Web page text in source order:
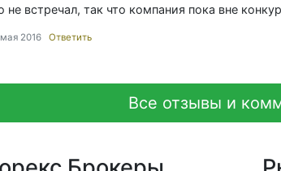
не встречал, так что компания пока вне
2016 Ответить
Все отзывы и